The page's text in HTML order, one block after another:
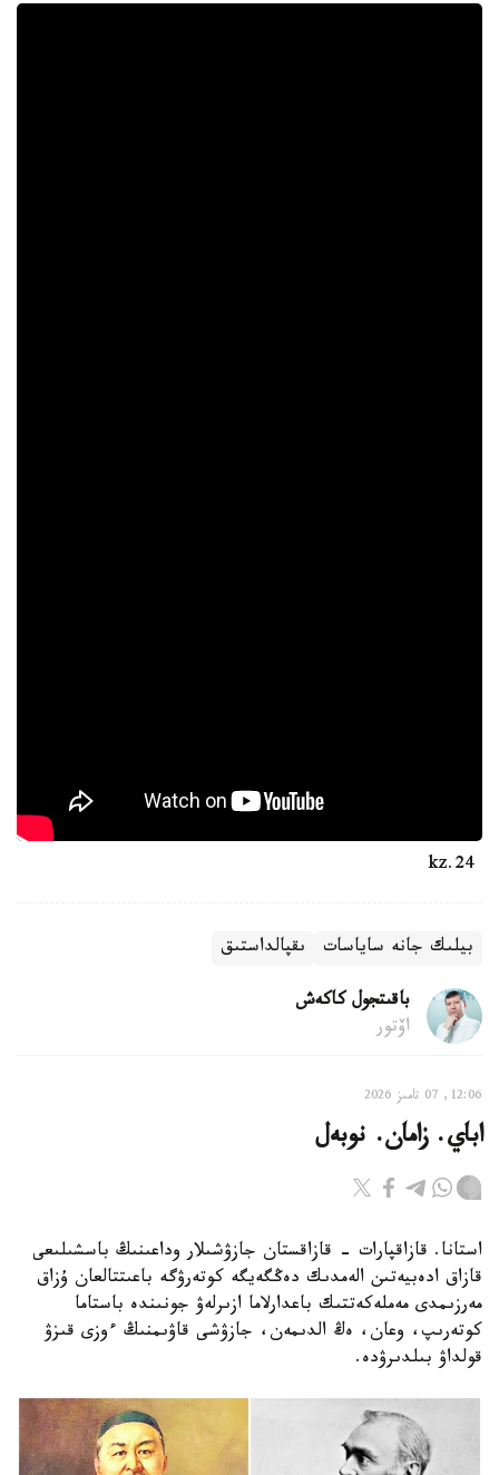
بيلىك جانە ساياسات ىقپالداستىق
باقىتجول كاكەش
اۆتور
12:06, 07 تامىز 2026
اباي. زامان. نوبەل
استانا. قازاقپارات - قازاقستان جازۋشىلار وداعىنىڭ باسشىلىعى
قازاق ادەبيەتىن الەمدىك دەڭگەيگە كوتەرۋگە باعىتتالعان ۇزاق
مەرزىمدى مەملەكەتتىك باعدارلاما ازىرلەۋ جونىندە باستاما
كوتەرىپ، وعان، ەڭ الدىمەن، جازۋشى قاۋىمنىڭ ءوزى قىزۋ
قولداۋ بىلدىرۋدە.